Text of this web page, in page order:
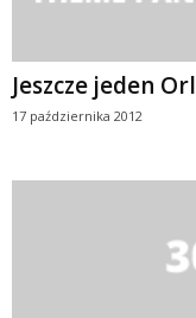
Jeszcze jeden
17 października 2012